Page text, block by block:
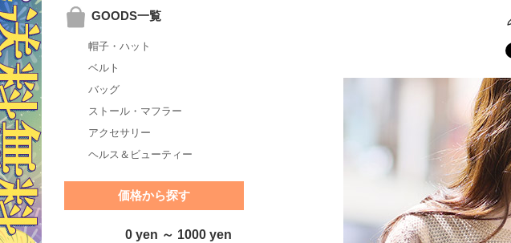
GOODS一覧
帽子・ハット
ベルト
バッグ
ストール・マフラー
アクセサリー
ヘルス＆ビューティー
価格から探す
0 yen ～ 1000 yen